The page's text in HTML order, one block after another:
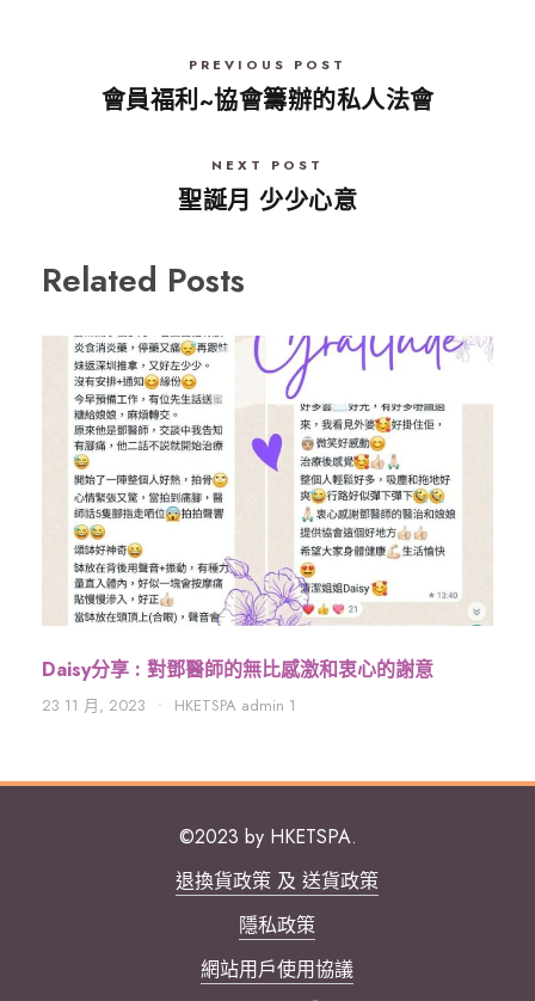
PREVIOUS POST
會員福利~協會籌辦的私人法會
NEXT POST
聖誕月 少少心意
Related Posts
Daisy分享 : 對鄧醫師的無比感激和衷心的謝意
23 11 月, 2023 • HKETSPA admin 1
©2023 by HKETSPA.
退換貨政策 及 送貨政策
隱私政策
網站用戶使用協議